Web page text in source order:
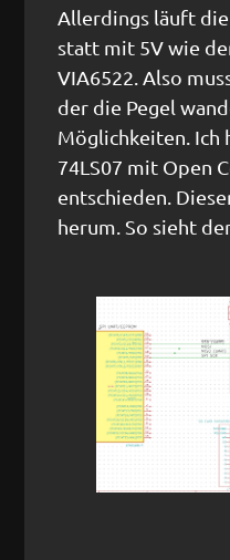
Allerdings läuft
statt mit 5V wie
VIA6522. Also
der die Pegel
Möglichkeiten. Ich
74LS07 mit Open
entschieden.
herum. So sieht